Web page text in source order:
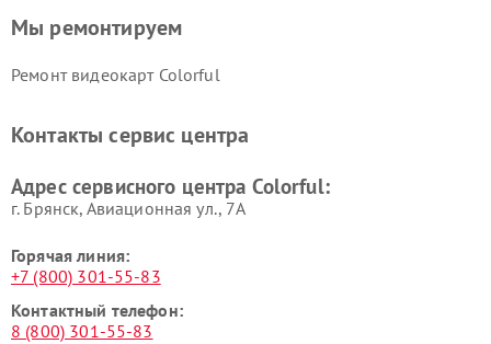
Мы ремонтируем
Ремонт видеокарт Colorful
Контакты сервис центра
Адрес сервисного центра Colorful:
г. Брянск, Авиационная ул., 7А
Горячая линия:
+7 (800) 301-55-83
Контактный телефон:
8 (800) 301-55-83